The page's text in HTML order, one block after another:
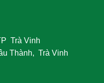
Trà Vinh
Thành, Trà Vinh